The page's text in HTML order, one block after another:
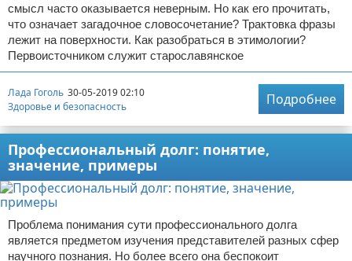
смысл часто оказывается неверным. Но как его прочитать,
что означает загадочное словосочетание? Трактовка фразы
лежит на поверхности. Как разобраться в этимологии?
Первоисточником служит старославянское
Лада Гоголь 30-05-2019 02:10
Здоровье и безопасность
Подробнее
Профессиональный долг: понятие,
значение, примеры
Проблема понимания сути профессионального долга
является предметом изучения представителей разных сфер
научного познания. Но более всего она беспокоит